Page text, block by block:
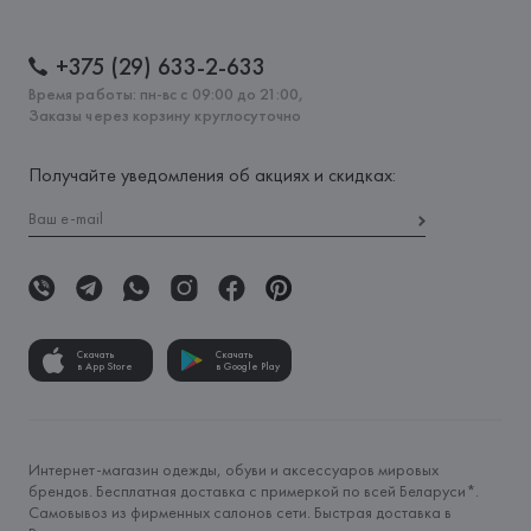
+375 (29) 633-2-633
Время работы: пн-вс с 09:00 до 21:00,
Заказы через корзину круглосуточно
Получайте уведомления об акциях и скидках:
Скачать
в App Store
Скачать
в Google Play
Интернет-магазин одежды, обуви и аксессуаров мировых
брендов. Бесплатная доставка с примеркой по всей Беларуси*.
Самовывоз из фирменных салонов сети. Быстрая доставка в